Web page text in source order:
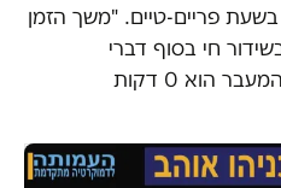
הצהרה בשעת פריים-טיים. "משך הזמן
חי בסוף דברי
ההצהרות של ראש ממשלת המעבר הוא 0 דקות